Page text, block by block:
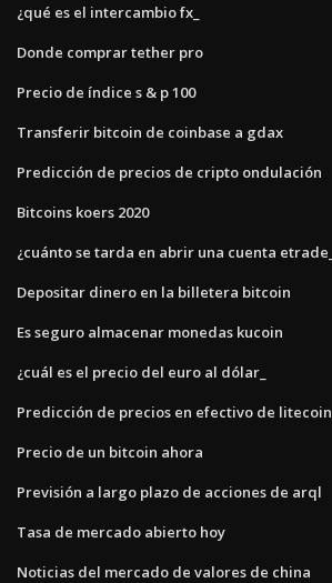
¿qué es el intercambio fx_
Donde comprar tether pro
Precio de índice s & p 100
Transferir bitcoin de coinbase a gdax
Predicción de precios de cripto ondulación
Bitcoins koers 2020
¿cuánto se tarda en abrir una cuenta etrade_
Depositar dinero en la billetera bitcoin
Es seguro almacenar monedas kucoin
¿cuál es el precio del euro al dólar_
Predicción de precios en efectivo de litecoin
Precio de un bitcoin ahora
Previsión a largo plazo de acciones de arql
Tasa de mercado abierto hoy
Noticias del mercado de valores de china